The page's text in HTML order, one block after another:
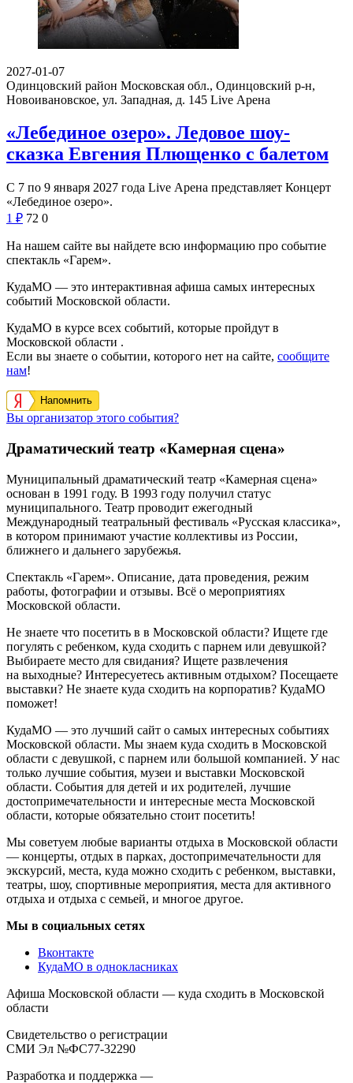
2027-01-07
Одинцовский район Московская обл., Одинцовский р-н,
Новоивановское, ул. Западная, д. 145 Live Арена
«Лебединое озеро». Ледовое шоу-
сказка Евгения Плющенко с балетом
С 7 по 9 января 2027 года Live Арена представляет Концерт
«Лебединое озеро».
1 ₽ 72 0
На нашем сайте вы найдете всю информацию про событие
спектакль «Гарем».
КудаМО — это интерактивная афиша самых интересных
событий Московской области.
КудаМО в курсе всех событий, которые пройдут в
Московской области .
Если вы знаете о событии, которого нет на сайте, сообщите
нам!
Напомнить
Вы организатор этого события?
Драматический театр «Камерная сцена»
Муниципальный драматический театр «Камерная сцена»
основан в 1991 году. В 1993 году получил статус
муниципального. Театр проводит ежегодный
Международный театральный фестиваль «Русская классика»,
в котором принимают участие коллективы из России,
ближнего и дальнего зарубежья.
Спектакль «Гарем». Описание, дата проведения, режим
работы, фотографии и отзывы. Всё о мероприятиях
Московской области.
Не знаете что посетить в в Московской области? Ищете где
погулять с ребенком, куда сходить с парнем или девушкой?
Выбираете место для свидания? Ищете развлечения
на выходные? Интересуетесь активным отдыхом? Посещаете
выставки? Не знаете куда сходить на корпоратив? КудаМО
поможет!
КудаМО — это лучший сайт о самых интересных событиях
Московской области. Мы знаем куда сходить в Московской
области с девушкой, с парнем или большой компанией. У нас
только лучшие события, музеи и выставки Московской
области. События для детей и их родителей, лучшие
достопримечательности и интересные места Московской
области, которые обязательно стоит посетить!
Мы советуем любые варианты отдыха в Московской области
— концерты, отдых в парках, достопримечательности для
экскурсий, места, куда можно сходить с ребенком, выставки,
театры, шоу, спортивные мероприятия, места для активного
отдыха и отдыха с семьей, и многое другое.
Мы в социальных сетях
Вконтакте
КудаМО в однокласниках
Афиша Московской области — куда сходить в Московской
области
Свидетельство о регистрации
СМИ Эл №ФС77-32290
Разработка и поддержка —